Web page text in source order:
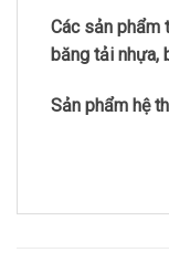
Các sản phẩm
băng tải nhựa,
Sản phẩm hệ